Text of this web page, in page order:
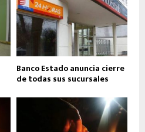
Banco Estado anuncia cierre
de todas sus sucursales